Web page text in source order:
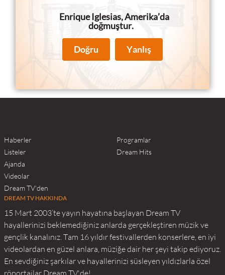
Enrique Iglesias, Amerika’da
doğmuştur.
Doğru Yanlış
Haberler
Listeler
Ajanda
Videolar
Dream TV'den
Programlar
Dream Hits
DREAM TV HAKKINDA
15 Mart 2003’te yayın hayatına başlayan Dream TV
hayallerinizi beklemediğiniz anlarda gerçekleştiren müzik ve
gençlik kanalınız. Tam 16 yıldır festivallerden konserlere, en iyi
videolardan en güzel anlara, müziğe dair her şeyi takip ediyoruz.
En sevdiğiniz şarkılar ve hayallerinizi süsleyen yıldızlarla özel